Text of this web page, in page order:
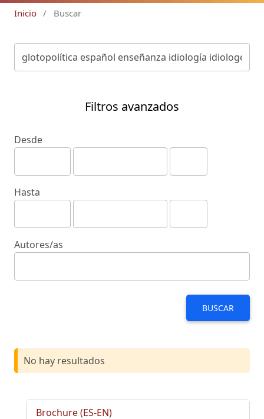
Inicio / Buscar
Filtros avanzados
Desde
Hasta
Autores/as
BUSCAR
No hay resultados
Brochure (ES-EN)